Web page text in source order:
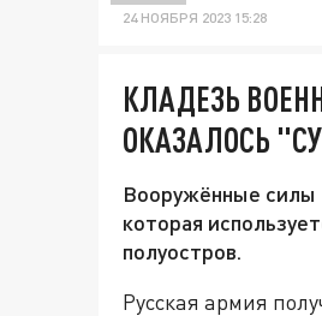
24 НОЯБРЯ 2023 15:28
КЛАДЕЗЬ
ОКАЗАЛОСЬ
Вооружённые силы
которая
полуостров.
Русская армия